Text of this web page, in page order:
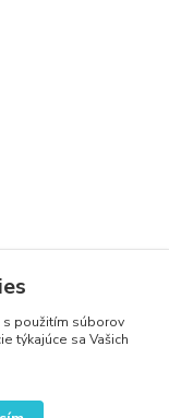
s použitím súborov
týkajúce sa Vašich